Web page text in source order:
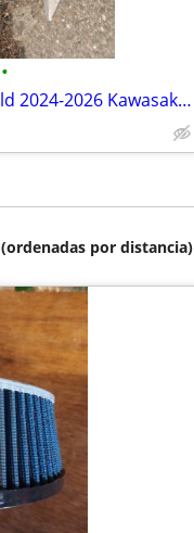
•
Original clear windshield 2024-2026 Kawasaki ninja 500
por distancia)